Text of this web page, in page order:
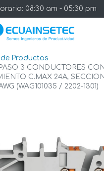
08:30 am - 05:30 pm
Productos
3 CONDUCTORES
C.MAX 24A, SECCION
(WAG101035 / 2202-1301)